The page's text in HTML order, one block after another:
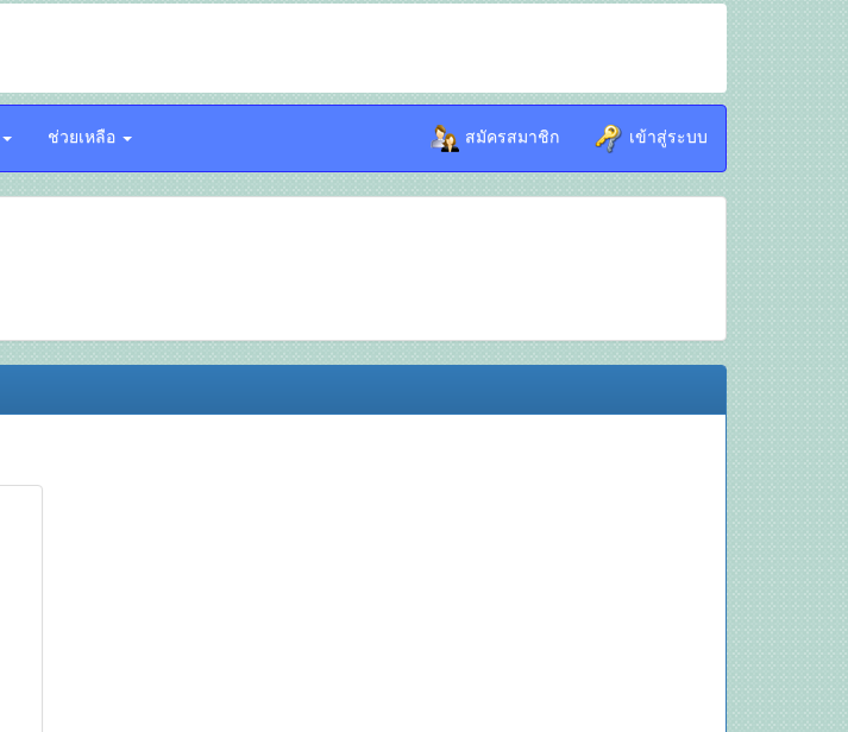
ช่วยเหลือ สมัครสมาชิก เข้าสู่ระบบ